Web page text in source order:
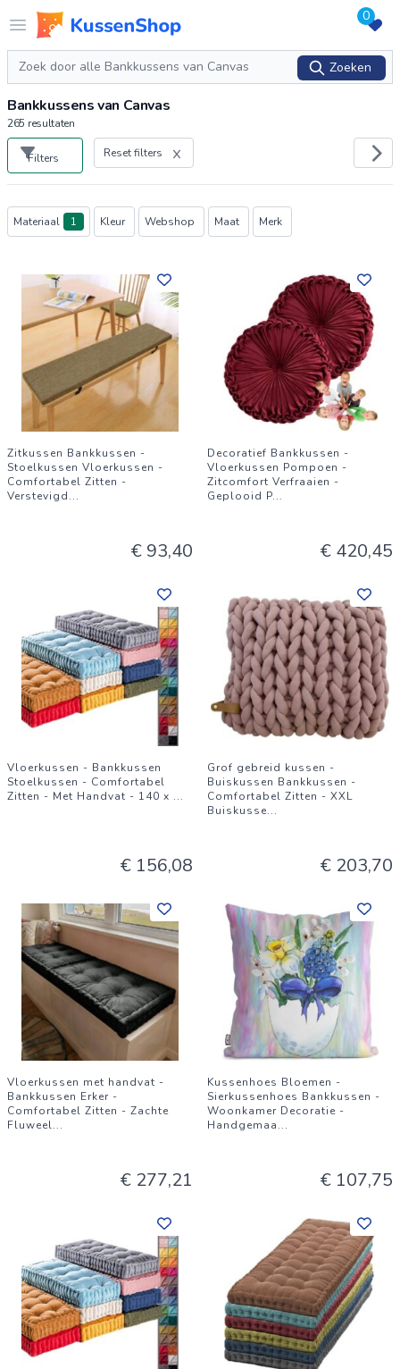
Open menu
Logo www.kussenshop.nl 0
Zoeken
Zoeken
Bankkussens van Canvas
265 resultaten
Filters Reset filters
Producten
Materiaal 1 Kleur Webshop Maat Merk
Zitkussen Bankkussen -
Stoelkussen Vloerkussen -
Comfortabel Zitten -
Verstevigd...
€ 93,40
Decoratief Bankkussen -
Vloerkussen Pompoen -
Zitcomfort Verfraaien -
Geplooid P...
€ 420,45
Vloerkussen - Bankkussen
Stoelkussen - Comfortabel
Zitten - Met Handvat - 140 x ...
€ 156,08
Grof gebreid kussen -
Buiskussen Bankkussen -
Comfortabel Zitten - XXL
Buiskusse...
€ 203,70
Vloerkussen met handvat -
Bankkussen Erker -
Comfortabel Zitten - Zachte
Fluweel...
€ 277,21
Kussenhoes Bloemen -
Sierkussenhoes Bankkussen -
Woonkamer Decoratie -
Handgemaa...
€ 107,75